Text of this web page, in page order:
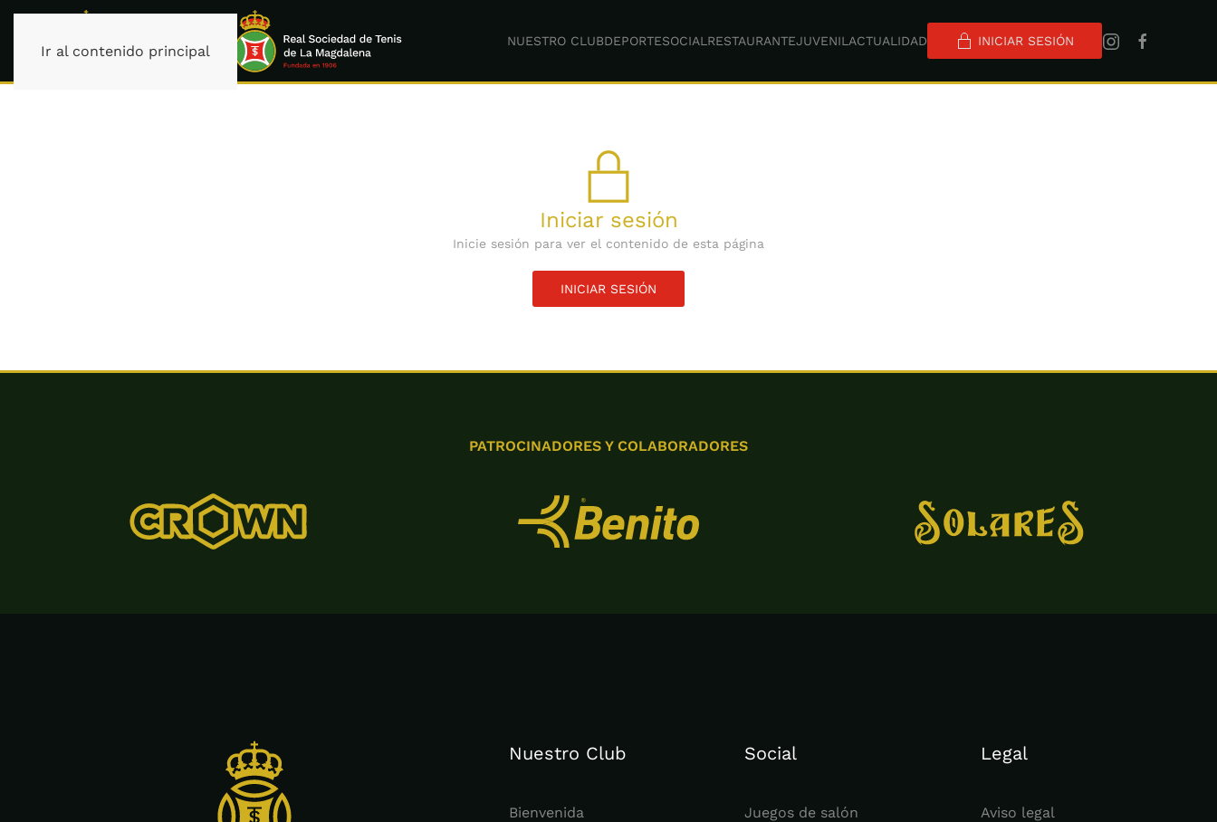
Ir al contenido principal
NUESTRO CLUBDEPORTESOCIAL RESTAURANTEJUVENIL ACTUALIDAD INICIAR SESIÓN
Iniciar sesión
Inicie sesión para ver el contenido de esta página
INICIAR SESIÓN
PATROCINADORES Y COLABORADORES
Nuestro Club
Bienvenida
Social
Juegos de salón
Legal
Aviso legal